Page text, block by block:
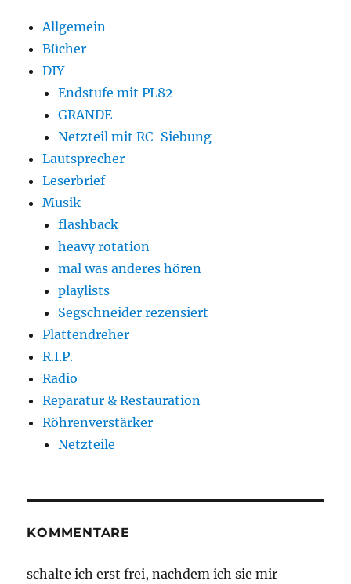
Allgemein
Bücher
DIY
Endstufe mit PL82
GRANDE
Netzteil mit RC-Siebung
Lautsprecher
Leserbrief
Musik
flashback
heavy rotation
mal was anderes hören
playlists
Segschneider rezensiert
Plattendreher
R.I.P.
Radio
Reparatur & Restauration
Röhrenverstärker
Netzteile
KOMMENTARE
schalte ich erst frei, nachdem ich sie mir